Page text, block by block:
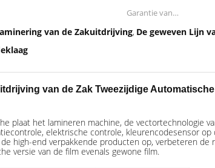
Garantie van
kerncomponenten:
van de Zakuitdrijving, De geweven Lijn
van de Zak Tweezijdige
plaat het lamineren machine, de vectortechnologie
elektrische controle, kleurencodesensor
high-end verpakkende producten op, verbeteren de
versie van de film evenals gewone film.